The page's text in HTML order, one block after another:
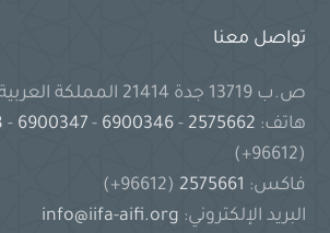
تواصل معنا
ص.ب 13719 جدة 21414 المملكة العربية السعودية
هاتف:
-
6900346
-
6900347
-
(96612+)
فاكس:
(96612+)
البريد الإلكتروني: info@iifa-aifi.org